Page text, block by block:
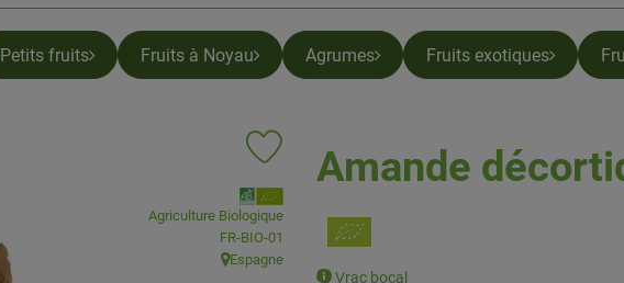
Petits fruits Fruits à Noyau Agrumes Fruits exotiques
Amande
Vrac bocal
Ajouter le produit aux favoris
, Association:
Agriculture Biologique
, Autorité de contrôle:
FR-BIO-01
, Origine:
Espagne